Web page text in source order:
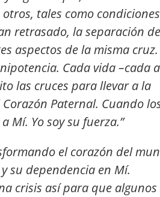
tales como
retrasado, la separación
aspectos de la misma cruz.
Cada vida –cada
las cruces para llevar a la
Paternal. Cuando
Mí. Yo soy su fuerza.”
el corazón del
su dependencia en Mí.
crisis así para que algunos